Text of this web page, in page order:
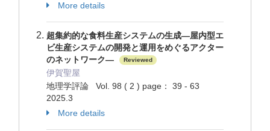
More details
超集約的な食料生産システムの生成―屋内型エ
ビ生産システムの開発と運用をめぐるアクター
のネットワーク―
Reviewed
伊賀聖屋
地理学評論 Vol. 98 ( 2 ) page： 39 - 63
2025.3
More details